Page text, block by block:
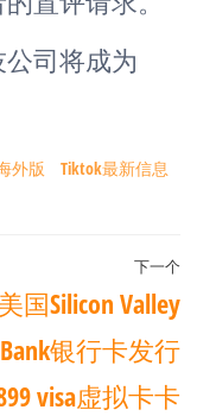
司将成为
外版 Tiktok最新信息
下
下一个
美国Silicon Valley
Bank银行卡发行
visa虚拟卡卡